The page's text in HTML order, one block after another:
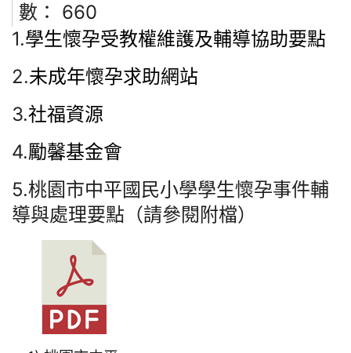
數： 660
1.學生懷孕受教權維護及輔導協助要點
2.未成年懷孕求助網站
3.社福資源
4.勵馨基金會
5.桃園市中平國民小學學生懷孕事件輔
導與處理要點（請參閱附檔）